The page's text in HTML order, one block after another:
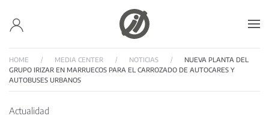
Skip to main content
HOME MEDIA CENTER NOTICIAS
NUEVA PLANTA DEL
GRUPO IRIZAR EN MARRUECOS PARA EL CARROZADO DE AUTOCARES Y
AUTOBUSES URBANOS
Actualidad